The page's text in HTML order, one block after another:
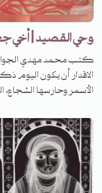
وحي القصيد | أخي
الاقدار أن يكون اليوم